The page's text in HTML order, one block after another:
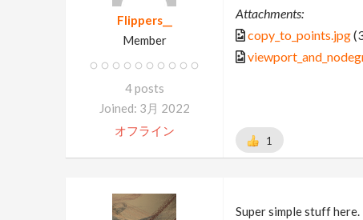
Flippers__
Member
4 posts
Joined: 3月 2022
オフライン
Attachments:
copy_to_points.jpg
1
Super simple stuff here.